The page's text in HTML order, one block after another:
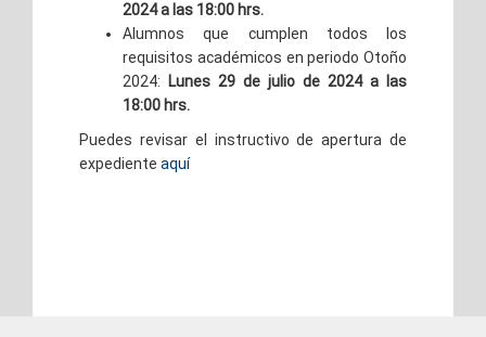
2024 a las 18:00 hrs.
Alumnos que cumplen todos los
requisitos académicos en periodo Otoño
2024:
Lunes 29 de julio de 2024 a las
18:00 hrs.
Puedes revisar el instructivo de apertura de
expediente aquí